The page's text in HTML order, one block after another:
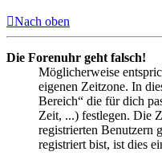
Nach oben
Die Forenuhr geht falsch!
Möglicherweise
eigenen Zeitzone. In
Bereich“ die für dich
Zeit, ...) festlegen. Die
registrierten Benutzern
registriert bist, ist dies